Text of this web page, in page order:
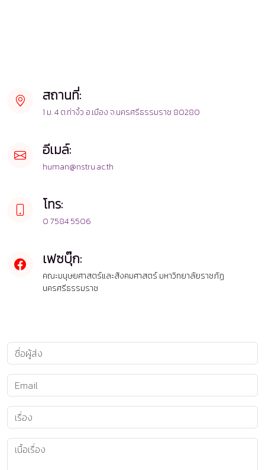
สถานที่:
1 ม. 4 ต.ท่างิ้ว อ.เมือง จ.นครศรีธรรมราช 80280
อีเมล์:
human@nstru.ac.th
โทร:
0 7584 5506
เฟซบุ๊ก:
คณะมนุษยศาสตร์และสังคมศาสตร์ มหาวิทยาลัยราชภัฏ
นครศรีธรรมราช